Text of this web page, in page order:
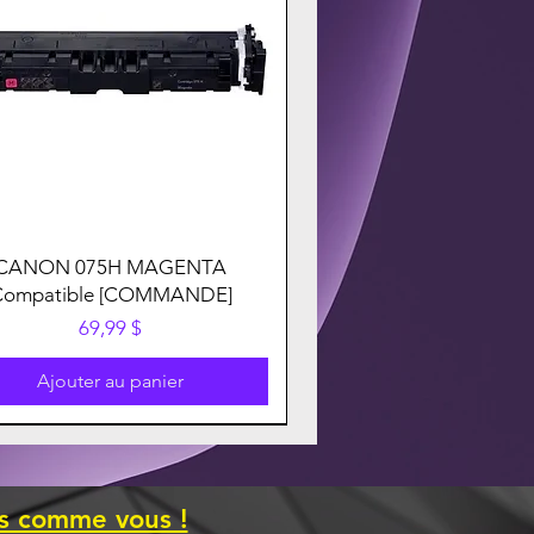
075H MAGENTA
[COMMANDE]
Prix
69,99 $
Ajouter au panier
comme vous !